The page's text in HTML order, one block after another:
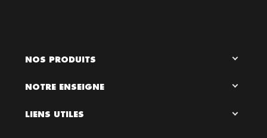
NOS PRODUITS
NOTRE ENSEIGNE
LIENS UTILES